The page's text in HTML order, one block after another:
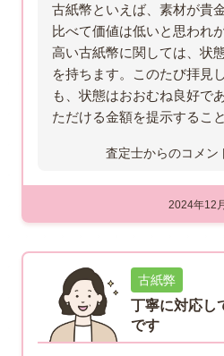
古紙幣といえば、素材が貴
比べて価値は低いと思われ
高い古紙幣に関しては、状
を持ちます。このたび拝見
も、状態はおおむね良好で
ただける金額を提示するこ
査定士からのコメン
2024年12
古紙弊
丁寧に対応し
です